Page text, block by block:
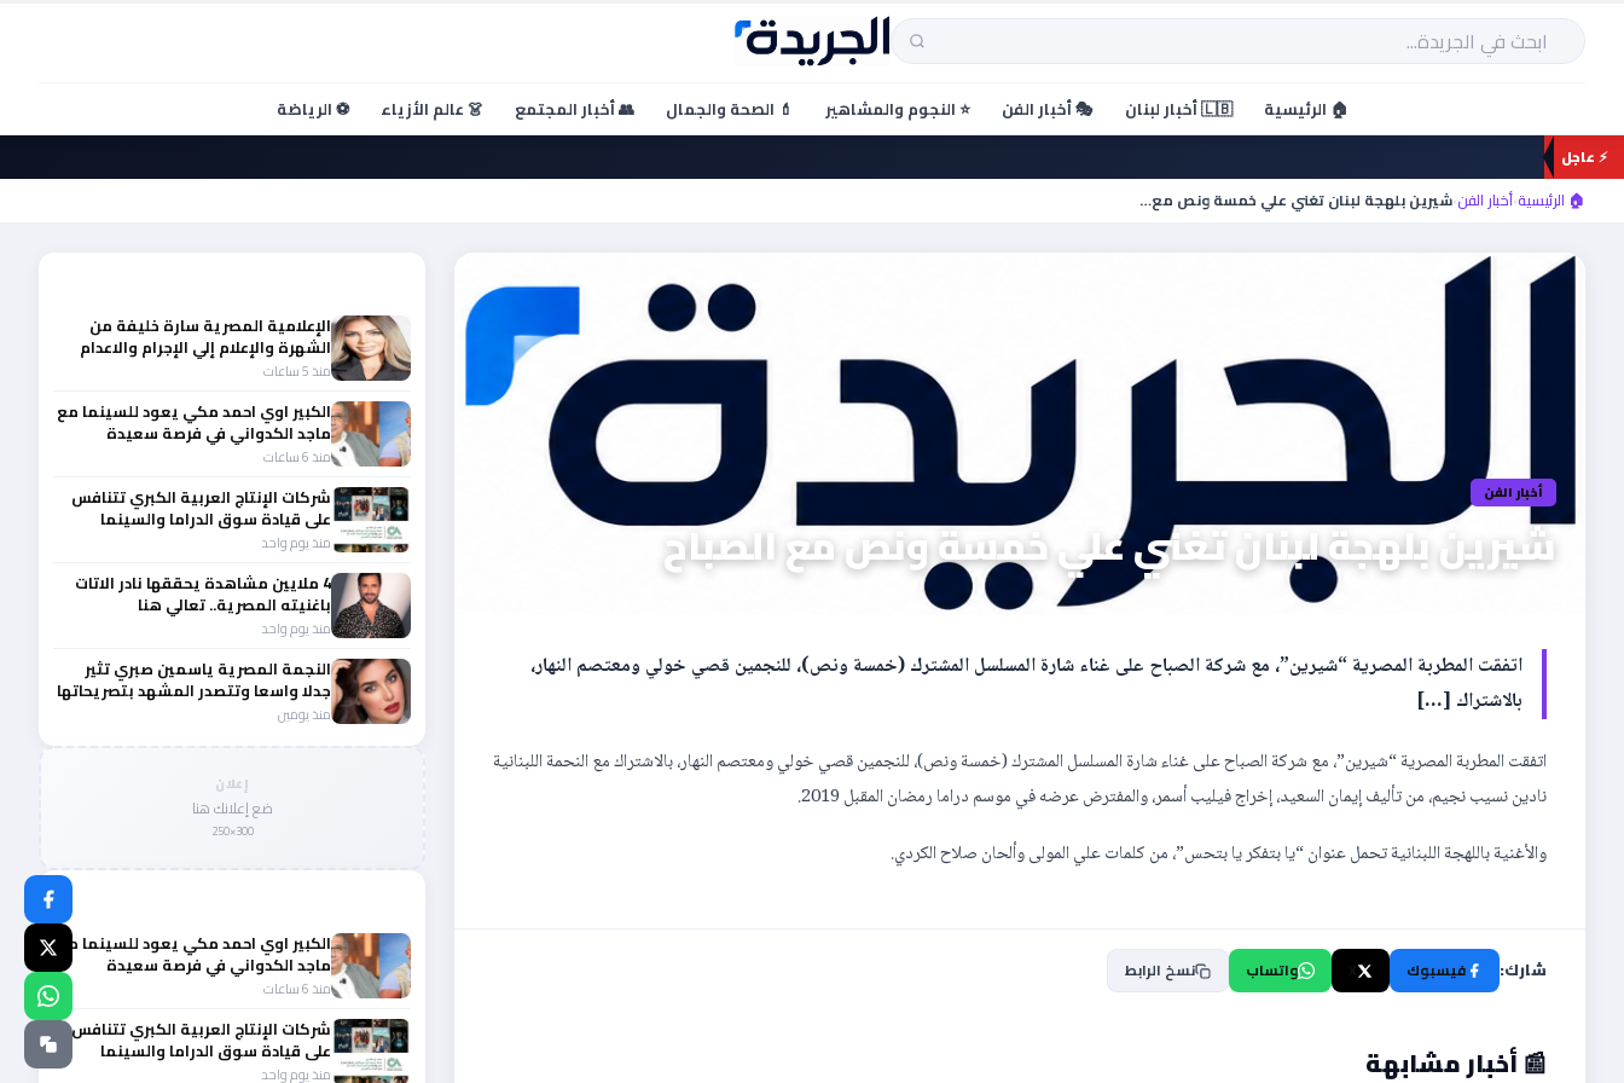
تخطي
المحتوى
بحث
🏠 الرئيسية 🇱🇧 أخبار لبنان 🎭 أخبار الفن ⭐ النجوم والمشاهير 💄 الصحة والجمال 👥 أخبار المجتمع 👗 عالم الأزياء ⚽ الرياضة
⚡ عاجل
🏠 الرئيسية›أخبار الفن›شيرين بلهجة لبنان تغني علي خمسة ونص مع…
أخبار الفن
شيرين بلهجة لبنان تغني علي خمسة ونص مع الصباح
اتفقت المطربة المصرية “شيرين”، مع شركة الصباح على غناء شارة المسلسل المشترك (خمسة ونص)، للنجمين قصي خولي ومعتصم النهار،
بالاشتراك […]
اتفقت المطربة المصرية “شيرين”، مع شركة الصباح على غناء شارة المسلسل المشترك (خمسة ونص)، للنجمين قصي خولي ومعتصم النهار، بالاشتراك مع النحمة اللبنانية
نادين نسيب نجيم، من تأليف إيمان السعيد، إخراج فيليب أسمر، والمفترض عرضه في موسم دراما رمضان المقبل 2019.
والأغنية باللهجة اللبنانية تحمل عنوان “يا بتفكر يا بتحس”، من كلمات علي المولى وألحان صلاح الكردي.
شارك: فيسبوك واتساب نسخ الرابط
📰 أخبار مشابهة
الإعلامية المصرية سارة خليفة من
الشهرة والإعلام إلي الإجرام والاعدام
منذ 5 ساعات
الكبير اوي احمد مكي يعود للسينما مع
ماجد الكدواني في فرصة سعيدة
منذ 6 ساعات
شركات الإنتاج العربية الكبري تتنافس
على قيادة سوق الدراما والسينما
والصباح في مقدمة المشهد الإقليمي
منذ يوم واحد
4 ملايين مشاهدة يحققها نادر الاتات
باغنيته المصرية.. تعالي هنا
منذ يوم واحد
النجمة المصرية ياسمين صبري تثير
جدلا واسعا وتتصدر المشهد بتصريحاتها
الأخيرة
منذ يومين
إعلان
ضع إعلانك هنا
300×250
الكبير اوي احمد مكي يعود للسينما مع
ماجد الكدواني في فرصة سعيدة
منذ 6 ساعات
شركات الإنتاج العربية الكبري تتنافس
على قيادة سوق الدراما والسينما
والصباح في مقدمة المشهد الإقليمي
منذ يوم واحد